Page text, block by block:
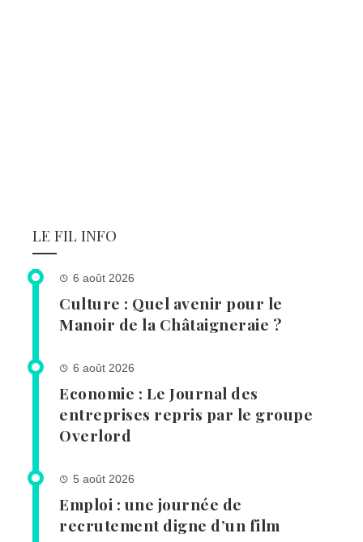
LE FIL INFO
6 août 2026
Culture : Quel avenir pour le
Manoir de la Châtaigneraie ?
6 août 2026
Economie : Le Journal des
entreprises repris par le groupe
Overlord
5 août 2026
Emploi : une journée de
recrutement digne d’un film